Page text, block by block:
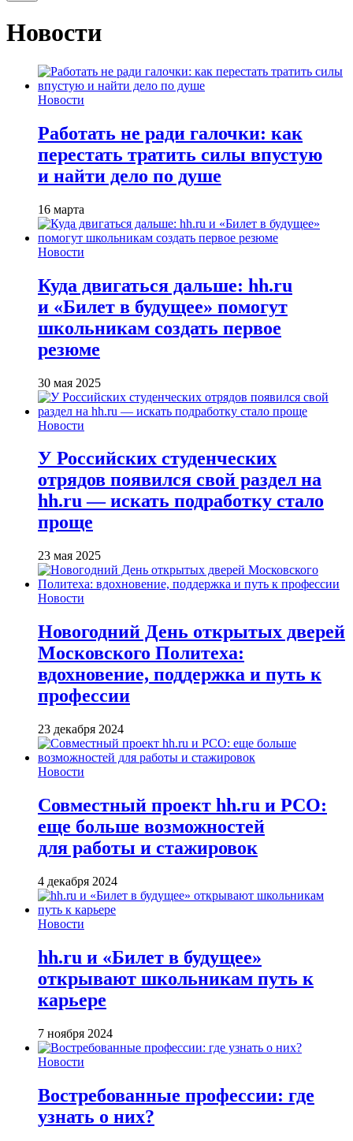
Новости
Новости
Работать не ради галочки: как
перестать тратить силы впустую
и найти дело по душе
16 марта
Новости
Куда двигаться дальше: hh.ru
и «Билет в будущее» помогут
школьникам создать первое
резюме
30 мая 2025
Новости
У Российских студенческих
отрядов появился свой раздел на
hh.ru — искать подработку стало
проще
23 мая 2025
Новости
Новогодний День открытых дверей
Московского Политеха:
вдохновение, поддержка и путь к
профессии
23 декабря 2024
Новости
Совместный проект hh.ru и РСО:
еще больше возможностей
для работы и стажировок
4 декабря 2024
Новости
hh.ru и «Билет в будущее»
открывают школьникам путь к
карьере
7 ноября 2024
Новости
Востребованные профессии: где
узнать о них?